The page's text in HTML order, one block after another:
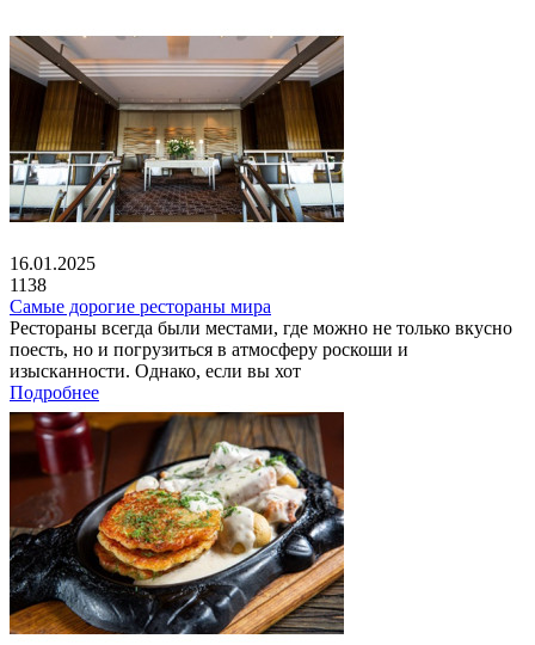
16.01.2025
1138
Самые дорогие рестораны мира
Рестораны всегда были местами, где можно не только вкусно
поесть, но и погрузиться в атмосферу роскоши и
изысканности. Однако, если вы хот
Подробнее